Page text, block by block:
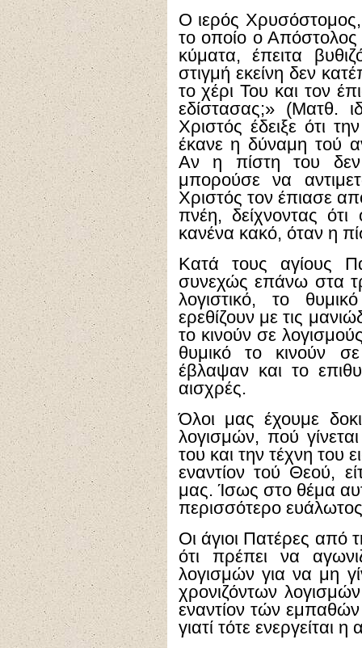
Ο ιερός
το οποίο ο
κύματα, έπειτα
στιγμή εκείνη δεν
το χέρι Του και τον
εδίστασας;» (Ματθ.
Χριστός έδειξε ότι
έκανε η δύναμη τού
Αν η πίστη του
μπορούσε να
Χριστός τον έπιασε
πνέη, δείχνοντας
κανένα κακό, όταν η
Κατά τους αγίους
συνεχώς επάνω στα
λογιστικό, το
ερεθίζουν με τις
το κινούν σε
θυμικό το κινούν
έβλαψαν και το
αισχρές.
Όλοι μας έχουμε
λογισμών, πού
του και την τέχνη του
εναντίον τού Θεού,
μας. Ίσως στο θέμα
περισσότερο
Οι άγιοι Πατέρες από
ότι πρέπει να
λογισμών για να μη
χρονιζόντων
εναντίον τών
γιατί τότε ενεργείται η